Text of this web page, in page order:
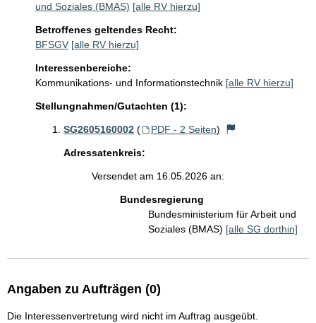
und Soziales (BMAS) [alle RV hierzu]
Betroffenes geltendes Recht:
BFSGV [alle RV hierzu]
Interessenbereiche:
Kommunikations- und Informationstechnik [alle RV hierzu]
Stellungnahmen/Gutachten (1):
SG2605160002 ( PDF - 2 Seiten)
Adressatenkreis:
Versendet am 16.05.2026 an:
Bundesregierung
Bundesministerium für Arbeit und
Soziales (BMAS) [alle SG dorthin]
Angaben zu Aufträgen (0)
Die Interessenvertretung wird nicht im Auftrag ausgeübt.